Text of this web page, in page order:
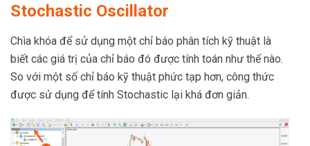
Stochastic Oscillator
Chìa khóa để sử dụng một chỉ báo phân tích kỹ thuật là
biết các giá trị của chỉ báo đó được tính toán như thế nào.
So với một số chỉ báo kỹ thuật phức tạp hơn, công thức
được sử dụng để tính Stochastic lại khá đơn giản.